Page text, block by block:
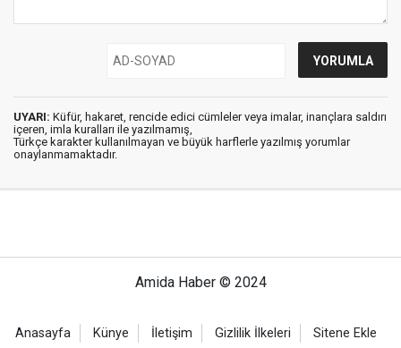
UYARI: Küfür, hakaret, rencide edici cümleler veya imalar, inançlara saldırı
içeren, imla kuralları ile yazılmamış,
Türkçe karakter kullanılmayan ve büyük harflerle yazılmış yorumlar
onaylanmamaktadır.
Amida Haber © 2024
Anasayfa Künye İletişim Gizlilik İlkeleri Sitene Ekle